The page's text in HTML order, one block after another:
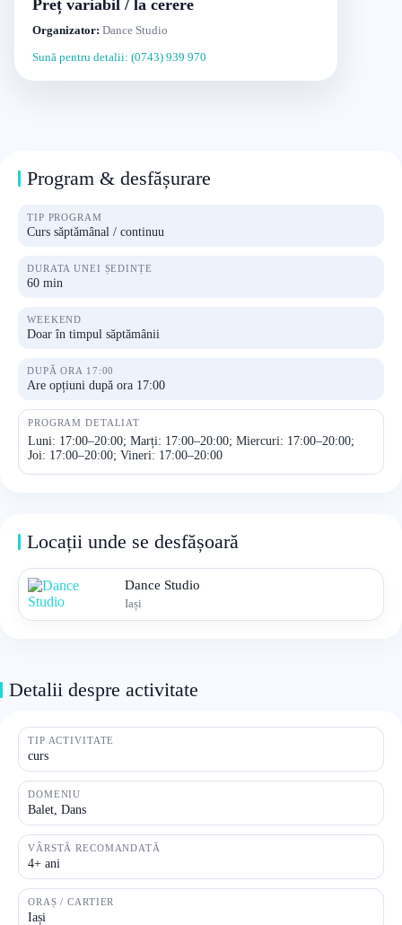
Preț variabil / la cerere
Organizator: Dance Studio
Sună pentru detalii: (0743) 939 970
Program & desfășurare
TIP PROGRAM
Curs săptămânal / continuu
DURATA UNEI ȘEDINȚE
60 min
WEEKEND
Doar în timpul săptămânii
DUPĂ ORA 17:00
Are opțiuni după ora 17:00
PROGRAM DETALIAT
Luni: 17:00–20:00; Marți: 17:00–20:00; Miercuri: 17:00–20:00;
Joi: 17:00–20:00; Vineri: 17:00–20:00
Locații unde se desfășoară
Dance Studio
Iași
Detalii despre activitate
TIP ACTIVITATE
curs
DOMENIU
Balet, Dans
VÂRSTĂ RECOMANDATĂ
4+ ani
ORAȘ / CARTIER
Iași